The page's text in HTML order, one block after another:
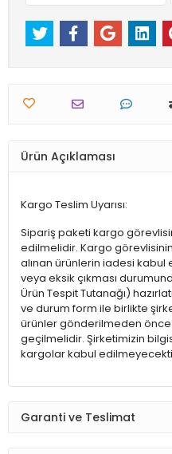
Ürün Açıklaması
Kargo Teslim Uyarısı:
Sipariş paketi kargo
edilmelidir. Kargo
alınan ürünlerin iadesi kabul
veya eksik çıkması
Ürün Tespit Tutanağı)
ve durum form ile birlikte
ürünler gönderilmeden
geçilmelidir. Şirketimizin
kargolar kabul
Garanti ve Teslimat